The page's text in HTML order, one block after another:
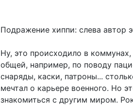
Подражение хиппи: слева автор
Ну, это происходило в
общей, например, по поводу
снаряды, каски, патроны...
мечтал о карьере военного. Но
знакомиться с другим миром.